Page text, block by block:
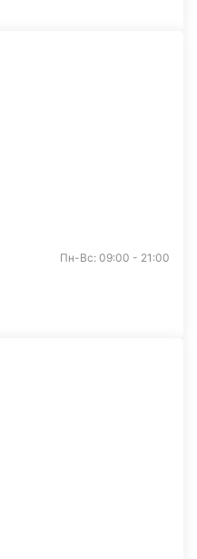
Пн-Вс: 09:00 - 21:00